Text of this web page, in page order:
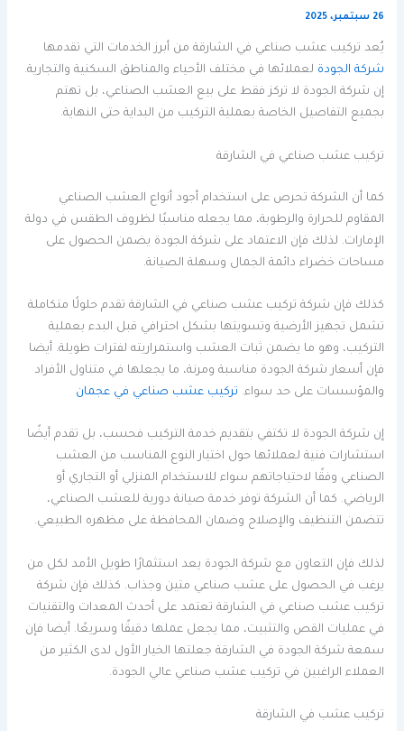
26 سبتمبر، 2025
يُعد تركيب عشب صناعي في الشارقة من أبرز الخدمات التي تقدمها
شركة الجودة لعملائها في مختلف الأحياء والمناطق السكنية والتجارية.
إن شركة الجودة لا تركز فقط على بيع العشب الصناعي، بل تهتم
بجميع التفاصيل الخاصة بعملية التركيب من البداية حتى النهاية.
تركيب عشب صناعي في الشارقة
كما أن الشركة تحرص على استخدام أجود أنواع العشب الصناعي
المقاوم للحرارة والرطوبة، مما يجعله مناسبًا لظروف الطقس في دولة
الإمارات. لذلك فإن الاعتماد على شركة الجودة يضمن الحصول على
مساحات خضراء دائمة الجمال وسهلة الصيانة.
كذلك فإن شركة تركيب عشب صناعي في الشارقة تقدم حلولًا متكاملة
تشمل تجهيز الأرضية وتسويتها بشكل احترافي قبل البدء بعملية
التركيب، وهو ما يضمن ثبات العشب واستمراريته لفترات طويلة. أيضا
فإن أسعار شركة الجودة مناسبة ومرنة، ما يجعلها في متناول الأفراد
والمؤسسات على حد سواء. تركيب عشب صناعي في عجمان
إن شركة الجودة لا تكتفي بتقديم خدمة التركيب فحسب، بل تقدم أيضًا
استشارات فنية لعملائها حول اختيار النوع المناسب من العشب
الصناعي وفقًا لاحتياجاتهم سواء للاستخدام المنزلي أو التجاري أو
الرياضي. كما أن الشركة توفر خدمة صيانة دورية للعشب الصناعي،
تتضمن التنظيف والإصلاح وضمان المحافظة على مظهره الطبيعي.
لذلك فإن التعاون مع شركة الجودة يعد استثمارًا طويل الأمد لكل من
يرغب في الحصول على عشب صناعي متين وجذاب. كذلك فإن شركة
تركيب عشب صناعي في الشارقة تعتمد على أحدث المعدات والتقنيات
في عمليات القص والتثبيت، مما يجعل عملها دقيقًا وسريعًا. أيضا فإن
سمعة شركة الجودة في الشارقة جعلتها الخيار الأول لدى الكثير من
العملاء الراغبين في تركيب عشب صناعي عالي الجودة.
تركيب عشب في الشارقة